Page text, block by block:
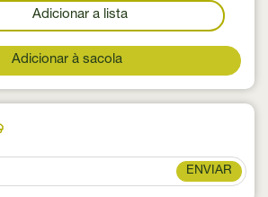
Adicionar a lista
Adicionar à sacola
ENVIAR